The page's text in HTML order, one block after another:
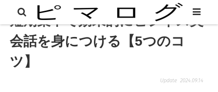
短期集中で効果的にビジネス英
会話を身につける【5つのコ
ツ】
2024.09.14